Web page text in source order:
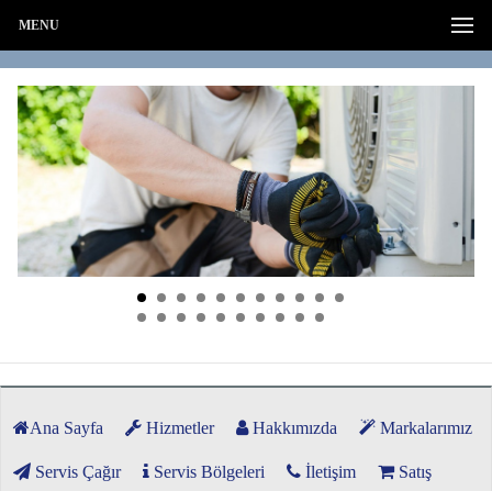
MENU
Ana Sayfa Hizmetler Hakkımızda Markalarımız
Servis Çağır Servis Bölgeleri İletişim Satış